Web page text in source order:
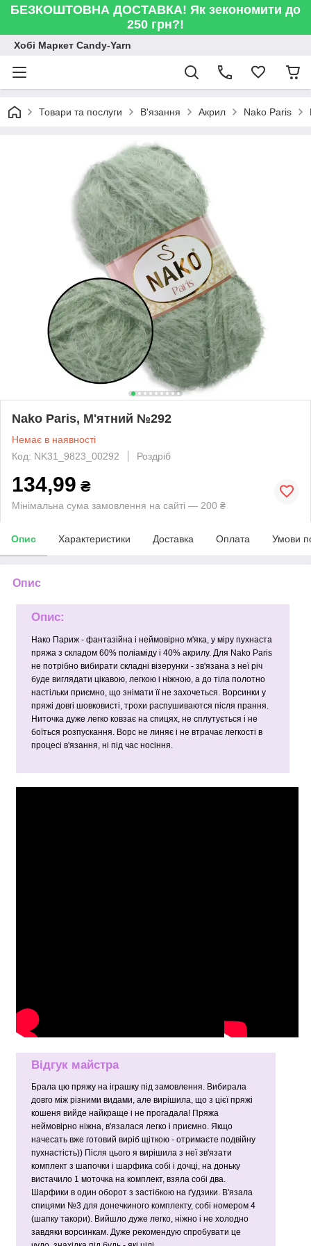
БЕЗКОШТОВНА ДОСТАВКА! Як зекономити до
250 грн?!
Хобі Маркет Candy-Yarn
Товари та послуги В'язання Акрил Nako Paris
Nako Paris, М'ятний №292
Немає в наявності
Код: NK31_9823_00292
Роздріб
134,99 ₴
Мінімальна сума замовлення на сайті — 200 ₴
Опис Характеристики Доставка Оплата Умови
Опис
Опис:
Нако Париж - фантазійна і неймовірно м'яка, у міру пухнаста
пряжа з складом 60% поліаміду і 40% акрилу. Для Nako Рагіѕ
не потрібно вибирати складні візерунки - зв'язана з неї річ
буде виглядати цікавою, легкою і ніжною, а до тіла полотно
настільки приємно, що знімати її не захочеться. Ворсинки у
пряжі довгі шовковисті, трохи распушиваются після прання.
Ниточка дуже легко ковзає на спицях, не сплутується і не
боїться розпускання. Ворс не линяє і не втрачає легкості в
процесі в'язання, ні під час носіння.
Відгук майстра
Брала цю пряжу на іграшку під замовлення. Вибирала
довго між різними видами, але вирішила, що з цієї пряжі
кошеня вийде найкраще і не прогадала! Пряжа
неймовірно ніжна, в'язалася легко і приємно. Якщо
начесать вже готовий виріб щіткою - отримаєте подвійну
пухнастість)) Після цього я вирішила з неї зв'язати
комплект з шапочки і шарфика собі і дочці, на доньку
вистачило 1 моточка на комплект, взяла собі два.
Шарфики в один оборот з застібкою на ґудзики. В'язала
спицями №3 для донечкиного комплекту, собі номером 4
(шапку такори). Вийшло дуже легко, ніжно і не холодно
завдяки ворсинкам. Дуже рекомендую спробувати це